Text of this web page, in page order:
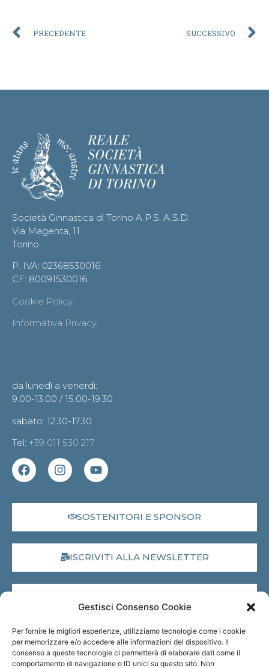
Gestisci Consenso Cookie
Per fornire le migliori esperienze, utilizziamo tecnologie come i cookie
per memorizzare e/o accedere alle informazioni del dispositivo. Il
consenso a queste tecnologie ci permetterà di elaborare dati come il
comportamento di navigazione o ID unici su questo sito. Non
PRECEDENTE SUCCESSIVO
Società Ginnastica di Torino A.P.S. A.S.D.
Via Magenta, 11
Torino
P. IVA: 02368530016
CF: 80091530016
Cookie Policy
Informativa Privacy
da lunedì a venerdì:
9.00-13.00 / 15.00-19.30
sabato: 12.30-17.30
Tel: +39 011 530 217
SOSTENITORI E SPONSOR
ISCRIVITI ALLA NEWSLETTER
MUSEO VIRTUALE